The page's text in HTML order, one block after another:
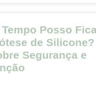
Posso
de
Segurança e